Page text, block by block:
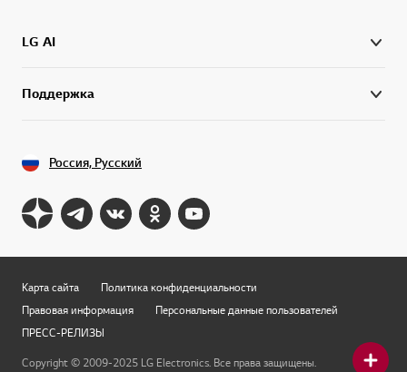
LG AI
Поддержка
Россия, Русский
Карта сайта
Политика конфиденциальности
Правовая информация
Персональные данные пользователей
ПРЕСС-РЕЛИЗЫ
Copyright © 2009-2025 LG Electronics. Все права защищены.